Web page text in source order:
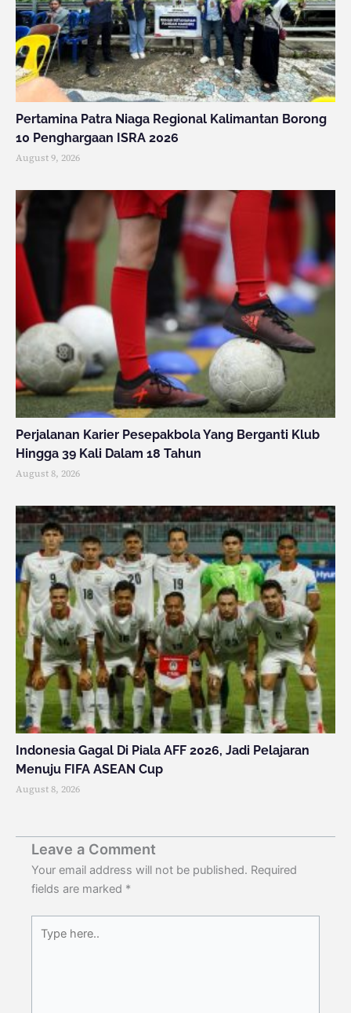
Pertamina Patra Niaga Regional Kalimantan Borong
10 Penghargaan ISRA 2026
August 9, 2026
Perjalanan Karier Pesepakbola Yang Berganti Klub
Hingga 39 Kali Dalam 18 Tahun
August 8, 2026
Indonesia Gagal Di Piala AFF 2026, Jadi Pelajaran
Menuju FIFA ASEAN Cup
August 8, 2026
Leave a Comment
Your email address will not be published. Required
fields are marked *
here..